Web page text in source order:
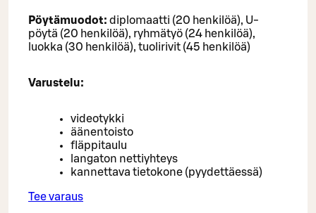
Pöytämuodot: diplomaatti (20 henkilöä), U-
pöytä (20 henkilöä), ryhmätyö (24 henkilöä),
luokka (30 henkilöä), tuolirivit (45 henkilöä)
Varustelu:
videotykki
äänentoisto
fläppitaulu
langaton nettiyhteys
kannettava tietokone (pyydettäessä)
Tee varaus